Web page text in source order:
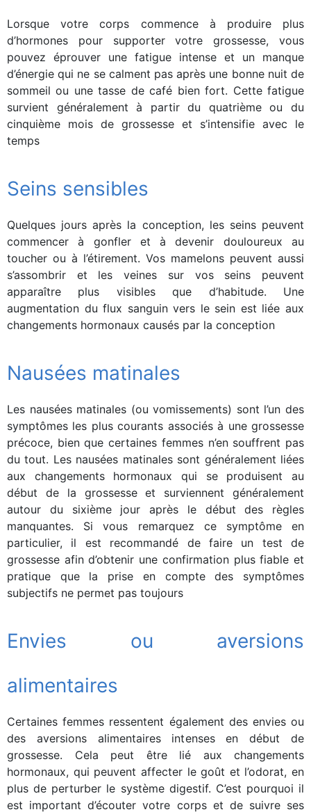
Lorsque votre corps commence à produire plus
d’hormones pour supporter votre grossesse, vous
pouvez éprouver une fatigue intense et un manque
d’énergie qui ne se calment pas après une bonne nuit de
sommeil ou une tasse de café bien fort. Cette fatigue
survient généralement à partir du quatrième ou du
cinquième mois de grossesse et s’intensifie avec le
temps
Seins sensibles
Quelques jours après la conception, les seins peuvent
commencer à gonfler et à devenir douloureux au
toucher ou à l’étirement. Vos mamelons peuvent aussi
s’assombrir et les veines sur vos seins peuvent
apparaître plus visibles que d’habitude. Une
augmentation du flux sanguin vers le sein est liée aux
changements hormonaux causés par la conception
Nausées matinales
Les nausées matinales (ou vomissements) sont l’un des
symptômes les plus courants associés à une grossesse
précoce, bien que certaines femmes n’en souffrent pas
du tout. Les nausées matinales sont généralement liées
aux changements hormonaux qui se produisent au
début de la grossesse et surviennent généralement
autour du sixième jour après le début des règles
manquantes. Si vous remarquez ce symptôme en
particulier, il est recommandé de faire un test de
grossesse afin d’obtenir une confirmation plus fiable et
pratique que la prise en compte des symptômes
subjectifs ne permet pas toujours
Envies ou aversions
alimentaires
Certaines femmes ressentent également des envies ou
des aversions alimentaires intenses en début de
grossesse. Cela peut être lié aux changements
hormonaux, qui peuvent affecter le goût et l’odorat, en
plus de perturber le système digestif. C’est pourquoi il
est important d’écouter votre corps et de suivre ses